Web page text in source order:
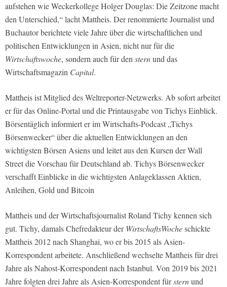
aufstehen wie Weckerkollege Holger Douglas: Die Zeitzone macht
den Unterschied,“ lacht Mattheis. Der renommierte Journalist und
Buchautor berichtete viele Jahre über die wirtschaftlichen und
politischen Entwicklungen in Asien, nicht nur für die
Wirtschaftswoche, sondern auch für den sternund das
Wirtschaftsmagazin Capital.
Mattheis ist Mitglied des Weltreporter-Netzwerks. Ab sofort arbeitet
er für das Online-Portal und die Printausgabe von Tichys Einblick.
Börsentäglich informiert er im Wirtschafts-Podcast „Tichys
Börsenwecker“ über die aktuellen Entwicklungen an den
wichtigsten Börsen Asiens und leitet aus den Kursen der Wall
Street die Vorschau für Deutschland ab. Tichys Börsenwecker
verschafft Einblicke in die wichtigsten Anlageklassen Aktien,
Anleihen, Gold und Bitcoin
Mattheis und der Wirtschaftsjournalist Roland Tichy kennen sich
gut. Tichy, damals Chefredakteur derWirtschaftsWocheschickte
Mattheis 2012 nach Shanghai, wo er bis 2015 als Asien-
Korrespondent arbeitete. Anschließend wechselte Mattheis für drei
Jahre als Nahost-Korrespondent nach Istanbul. Von 2019 bis 2021
Jahre folgten drei Jahre als Asien-Korrespondent fürsternund